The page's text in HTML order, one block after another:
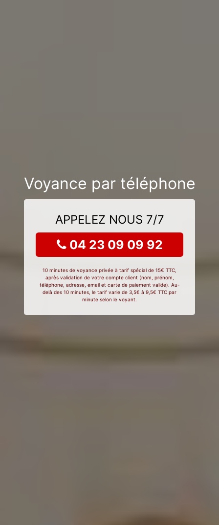
Voyance par téléphone
APPELEZ NOUS 7/7
04 23 09 09 92
10 minutes de voyance privée à tarif spécial de 15€ TTC,
après validation de votre compte client (nom, prénom,
téléphone, adresse, email et carte de paiement valide). Au-
delà des 10 minutes, le tarif varie de 3,5€ à 9,5€ TTC par
minute selon le voyant.